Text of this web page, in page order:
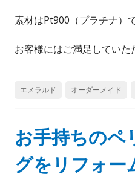
素材はPt900（プラチナ）で
お客様にはご満足していた
エメラルド オーダーメイド
お手持ちのペ
グをリフォー